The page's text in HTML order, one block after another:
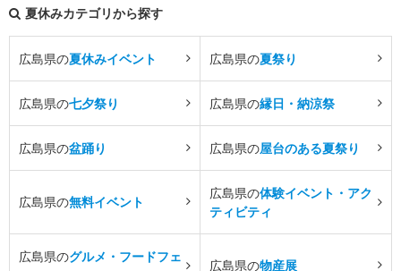
夏休みカテゴリから探す
広島県の夏休みイベント 広島県の夏祭り
広島県の七夕祭り 広島県の縁日・納涼祭
広島県の盆踊り 広島県の屋台のある夏祭り
広島県の無料イベント
広島県の体験イベント・アク
ティビティ
広島県のグルメ・フードフェ
広島県の物産展